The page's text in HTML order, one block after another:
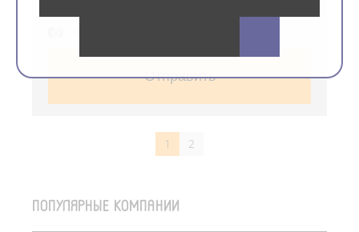
Отправить
1 2
ПОПУЛЯРНЫЕ КОМПАНИИ